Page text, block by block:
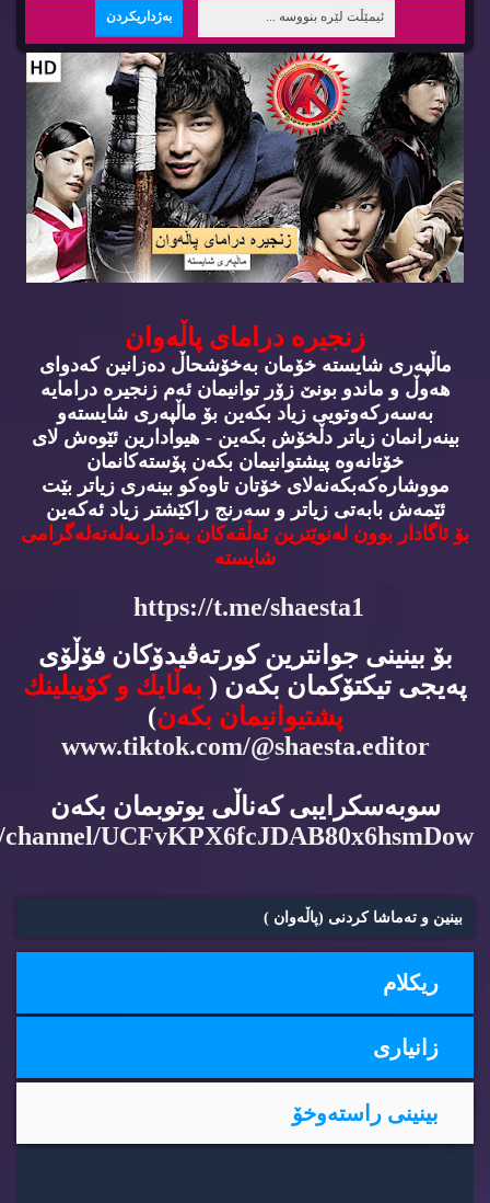
زنجیره‌ درامای پاڵه‌وان
ماڵپه‌ری شایسته‌ خۆمان به‌خۆشحاڵ ده‌زانین كه‌دوای
هه‌وڵ و ماندو بونێ زۆر توانیمان ئه‌م زنجیره‌ درامایه‌
به‌سه‌ركه‌وتویی زیاد بكه‌ین بۆ ماڵپه‌ری شایسته‌و
بینه‌رانمان زیاتر دڵخۆش بكه‌ین - هیوادارین ئێوه‌ش لای
خۆتانه‌وه‌ پیشتوانیمان بكه‌ن پۆسته‌كانمان
مووشاره‌كه‌بكه‌نه‌لای خۆتان تاوه‌كو بینه‌ری زیاتر بێت
ئێمه‌ش بابه‌تی زیاتر و سه‌رنج راكێشتر زیاد ئه‌كه‌ین
بۆ ئاگادار بوون له‌نوێترین ئه‌ڵقه‌كان به‌ژداربه‌له‌ته‌له‌گرامی
شایسته‌
https://t.me/shaesta1
بۆ بینینی جوانترین كورته‌ڤیدۆكان فۆڵۆی
په‌یجی تیكتۆكمان بكه‌ن ( به‌ڵایك و كۆپیلینك
پشتیوانیمان بكه‌ن)
www.tiktok.com/@shaesta.editor
سوبه‌سكرایبی كه‌ناڵی یوتوبمان بكه‌ن
UCFvKPX6fcJDAB80x6hsmDow
بینین و ته‌ماشا كردنی (پاڵه‌وان )
ریكلام
زانیاری
بینینی راسته‌وخۆ